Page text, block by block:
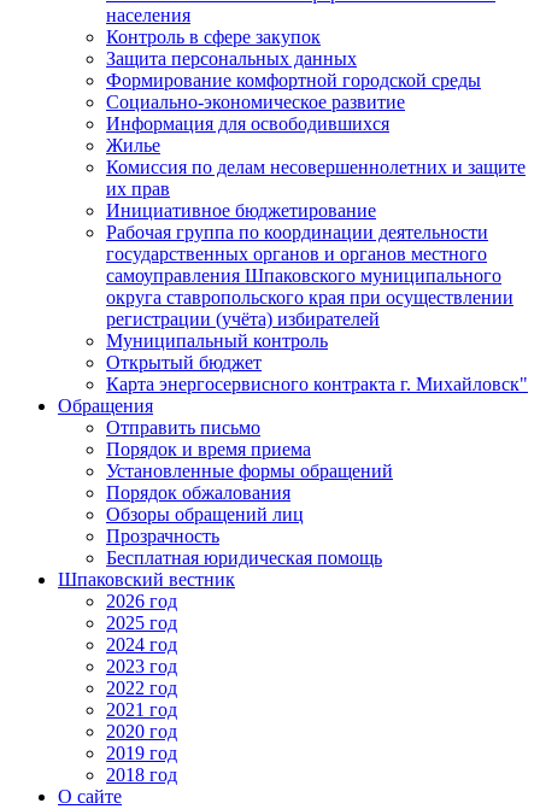
населения
Контроль в сфере закупок
Защита персональных данных
Формирование комфортной городской среды
Социально-экономическое развитие
Информация для освободившихся
Жилье
Комиссия по делам несовершеннолетних и защите
их прав
Инициативное бюджетирование
Рабочая группа по координации деятельности
государственных органов и органов местного
самоуправления Шпаковского муниципального
округа ставропольского края при осуществлении
регистрации (учёта) избирателей
Муниципальный контроль
Открытый бюджет
Карта энергосервисного контракта г. Михайловск"
Обращения
Отправить письмо
Порядок и время приема
Установленные формы обращений
Порядок обжалования
Обзоры обращений лиц
Прозрачность
Бесплатная юридическая помощь
Шпаковский вестник
2026 год
2025 год
2024 год
2023 год
2022 год
2021 год
2020 год
2019 год
2018 год
О сайте